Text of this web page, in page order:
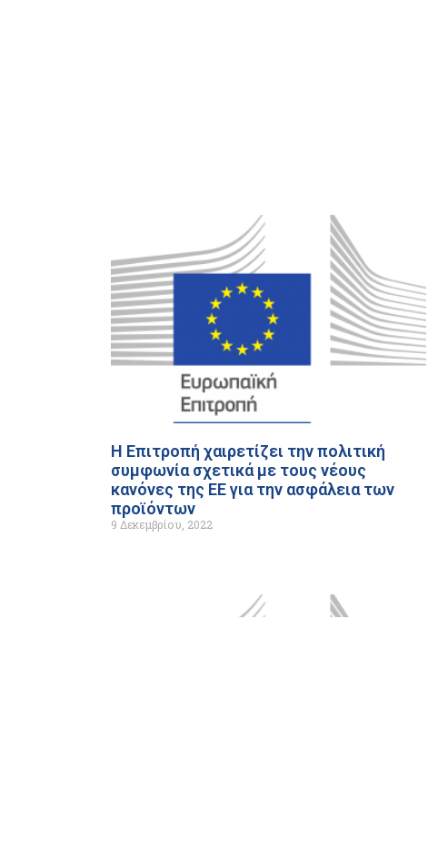
Η Επιτροπή χαιρετίζει την πολιτική
συμφωνία σχετικά με τους νέους
κανόνες της ΕΕ για την ασφάλεια των
προϊόντων
9 Δεκεμβρίου, 2022